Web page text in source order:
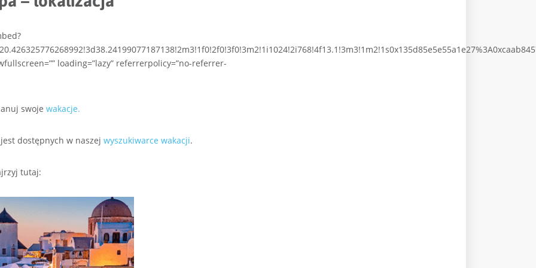
loading=”lazy” referrerpolicy=”no-referrer-
swoje wakacje.
dostępnych w naszej wyszukiwarce wakacji.
tutaj: